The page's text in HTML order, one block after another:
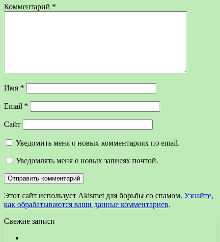
Комментарий *
Имя *
Email *
Сайт
Уведомить меня о новых комментариях по email.
Уведомлять меня о новых записях почтой.
Этот сайт использует Akismet для борьбы со спамом. Узнайте,
как обрабатываются ваши данные комментариев.
Свежие записи